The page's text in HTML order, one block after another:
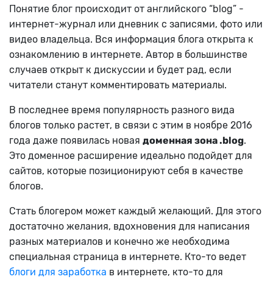
Понятие блог происходит от английского “blog” -
интернет-журнал или дневник с записями, фото или
видео владельца. Вся информация блога открыта к
ознакомлению в интернете. Автор в большинстве
случаев открыт к дискуссии и будет рад, если
читатели станут комментировать материалы.
В последнее время популярность разного вида
блогов только растет, в связи с этим в ноябре 2016
года даже появилась новая доменная зона .blog.
Это доменное расширение идеально подойдет для
сайтов, которые позиционируют себя в качестве
блогов.
Стать блогером может каждый желающий. Для этого
достаточно желания, вдохновения для написания
разных материалов и конечно же необходима
специальная страница в интернете. Кто-то ведет
блоги для заработка в интернете, кто-то для